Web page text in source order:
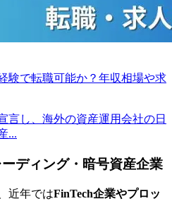
験で転職可能か？年収相場や求
言し、海外の資産運用会社の日
...
ディング・暗号資産企業
近年ではFinTech企業やプロッ